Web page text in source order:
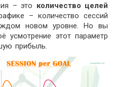
– это количество целей
– количество сессий
новом уровне. Но вы
усмотрение этот параметр
прибыль.